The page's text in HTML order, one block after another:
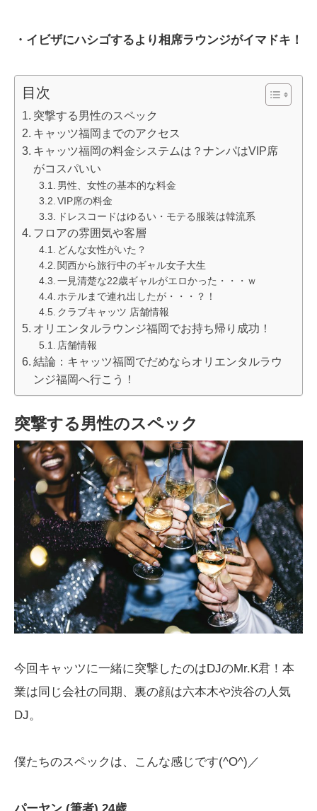
・イビザにハシゴするより相席ラウンジがイマドキ！
目次
突撃する男性のスペック
キャッツ福岡までのアクセス
キャッツ福岡の料金システムは？ナンパはVIP席
がコスパいい
男性、女性の基本的な料金
VIP席の料金
ドレスコードはゆるい・モテる服装は韓流系
フロアの雰囲気や客層
どんな女性がいた？
関西から旅行中のギャル女子大生
一見清楚な22歳ギャルがエロかった・・・ｗ
ホテルまで連れ出したが・・・？！
クラブキャッツ 店舗情報
オリエンタルラウンジ福岡でお持ち帰り成功！
店舗情報
結論：キャッツ福岡でだめならオリエンタルラウ
ンジ福岡へ行こう！
突撃する男性のスペック
今回キャッツに一緒に突撃したのはDJのMr.K君！本
業は同じ会社の同期、裏の顔は六本木や渋谷の人気
DJ。
僕たちのスペックは、こんな感じです(^O^)／
パーヤン (筆者) 24歳